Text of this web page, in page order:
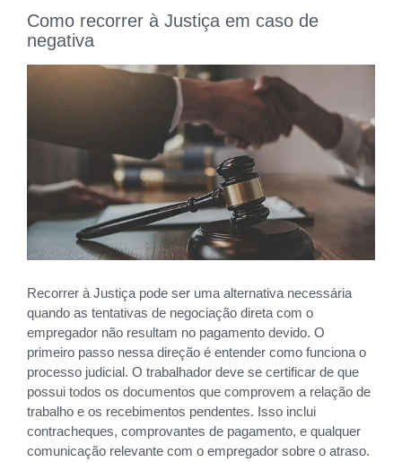
Como recorrer à Justiça em caso de
negativa
Recorrer à Justiça pode ser uma alternativa necessária
quando as tentativas de negociação direta com o
empregador não resultam no pagamento devido. O
primeiro passo nessa direção é entender como funciona o
processo judicial. O trabalhador deve se certificar de que
possui todos os documentos que comprovem a relação de
trabalho e os recebimentos pendentes. Isso inclui
contracheques, comprovantes de pagamento, e qualquer
comunicação relevante com o empregador sobre o atraso.